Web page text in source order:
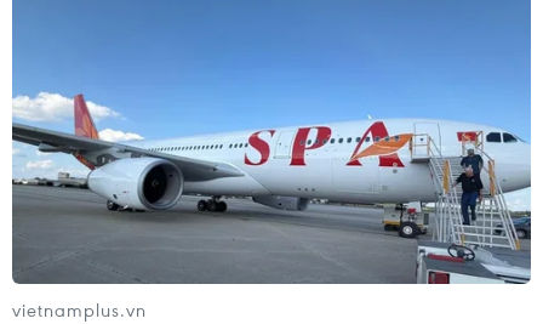
vietnamplus.vn